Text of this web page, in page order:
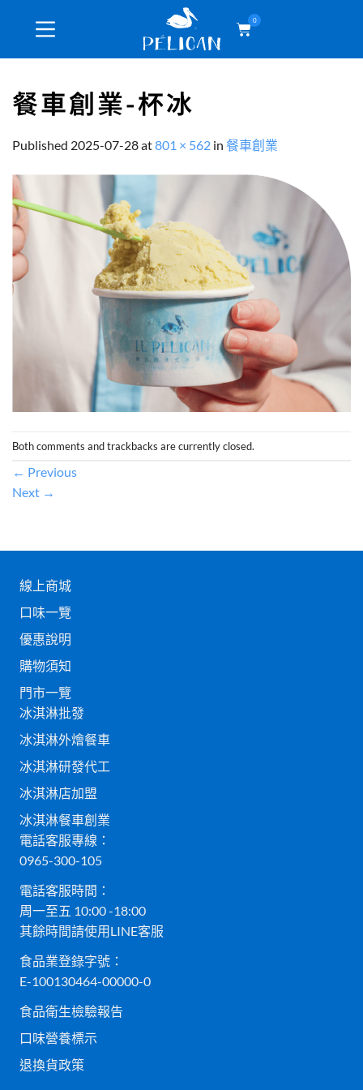
0
餐車創業-杯冰
Published 2025-07-28at801 × 562 in 餐車創業
Both comments and trackbacks are currently closed.
← Previous
Next →
線上商城
口味一覽
優惠說明
購物須知
門市一覽
冰淇淋批發
冰淇淋外燴餐車
冰淇淋研發代工
冰淇淋店加盟
冰淇淋餐車創業
電話客服專線：
0965-300-105
電話客服時間：
周一至五 10:00 -18:00
其餘時間請使用LINE客服
食品業登錄字號：
E-100130464-00000-0
食品衛生檢驗報告
口味營養標示
退換貨政策